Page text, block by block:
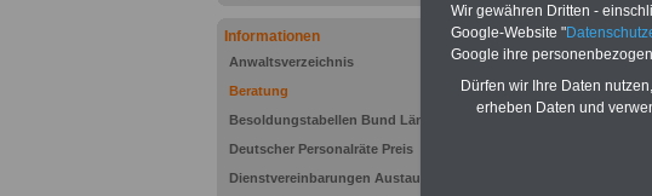
Informationen
Anwaltsverzeichnis
Beratung
Besoldungstabellen Bund Länder
Deutscher Personalräte Preis
Dienstvereinbarungen Austausch
Hier bieten wir ein
erläutern wir"
eBook Frauen im
7,50 Euro
Wir gewähren Dritten -
Google-Website "
Google ihre
Dürfen wir Ihre Daten
erheben Daten und